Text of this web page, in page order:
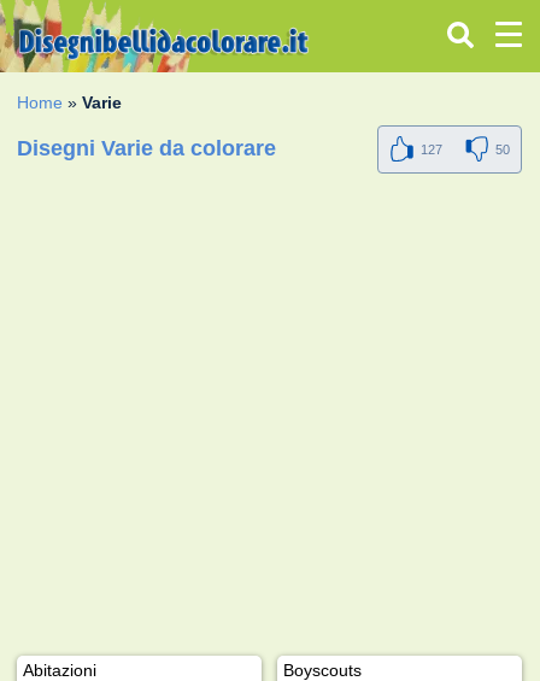
Home »Varie
Disegni Varie da colorare 127 50
Abitazioni Boyscouts